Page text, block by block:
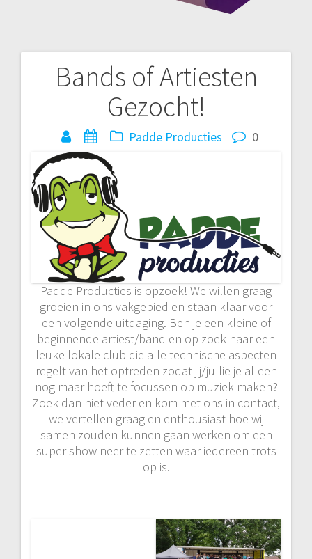
Bands of Artiesten
Gezocht!
Padde Producties 0
Padde Producties is opzoek! We willen graag
groeien in ons vakgebied en staan klaar voor
een volgende uitdaging. Ben je een kleine of
beginnende artiest/band en op zoek naar een
leuke lokale club die alle technische aspecten
regelt van het optreden zodat jij/jullie je alleen
nog maar hoeft te focussen op muziek maken?
Zoek dan niet veder en kom met ons in contact,
we vertellen graag en enthousiast hoe wij
samen zouden kunnen gaan werken om een
super show neer te zetten waar iedereen trots
op is.
Bericht
navigatie